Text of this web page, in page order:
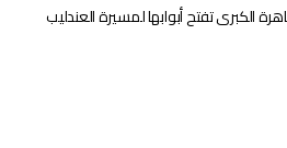
الكبرى تفتح أبوابها لمسيرة العندليب